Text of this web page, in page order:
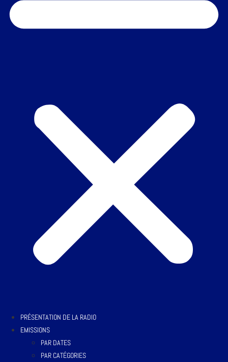
PRÉSENTATION DE LA RADIO
EMISSIONS
PAR DATES
PAR CATÉGORIES